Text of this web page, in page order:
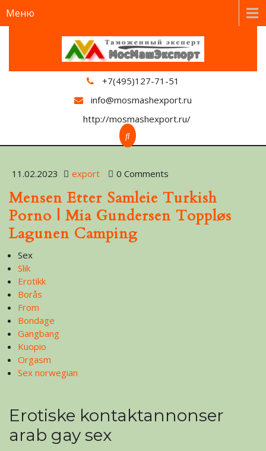
Меню
+7(495)127-71-51
info@mosmashexport.ru
http://mosmashexport.ru/
11.02.2023 export 0 Comments
Mensen Etter Samleie Turkish
Porno | Mia Gundersen Toppløs
Lagunen Camping
Sex
Slik
Erotikk
Borås
From
Bondage
Gangbang
Kuopio
Orgasm
Sex norwegian
Erotiske kontaktannonser
arab gay sex